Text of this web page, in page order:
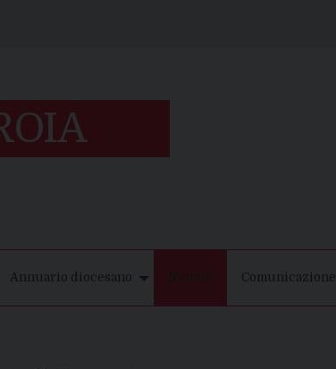
Annuario diocesano Notizie Comunicazione